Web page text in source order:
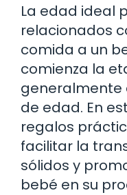
La edad ideal
relacionados
comida a un
comienza la
generalmente
de edad. En
regalos
facilitar la
sólidos y
bebé en su